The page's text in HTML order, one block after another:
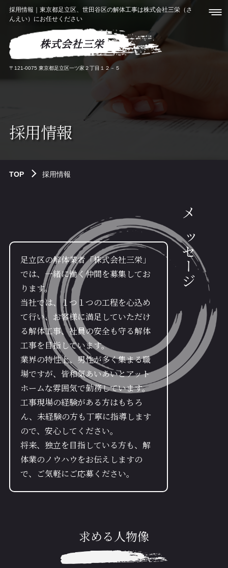
採用情報｜東京都足立区、世田谷区の解体工事は株式会社三栄（さ
んえい）にお任せください
株式会社三栄
〒121-0075 東京都足立区一ツ家２丁目１２－５
採用情報
TOP 採用情報
メッセージ
足立区の解体業者「株式会社三栄」
では、一緒に働く仲間を募集してお
ります。
当社では、１つ１つの工程を心込め
て行い、お客様に満足していただけ
る解体工事、社員の安全も守る解体
工事を目指しています。
業界の特性上、男性が多く集まる職
場ですが、皆和気あいあいとアット
ホームな雰囲気で勤務しています。
工事現場の経験がある方はもちろ
ん、未経験の方も丁寧に指導します
ので、安心してください。
将来、独立を目指している方も、解
体業のノウハウをお伝えしますの
で、ご気軽にご応募ください。
求める人物像